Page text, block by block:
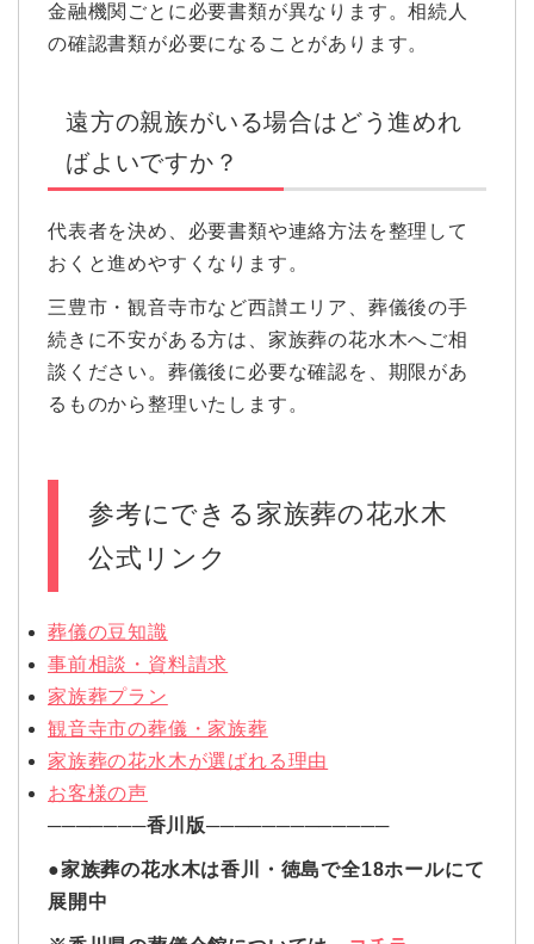
金融機関ごとに必要書類が異なります。相続人
の確認書類が必要になることがあります。
遠方の親族がいる場合はどう進めれ
ばよいですか？
代表者を決め、必要書類や連絡方法を整理して
おくと進めやすくなります。
三豊市・観音寺市など西讃エリア、葬儀後の手
続きに不安がある方は、家族葬の花水木へご相
談ください。葬儀後に必要な確認を、期限があ
るものから整理いたします。
参考にできる家族葬の花水木
公式リンク
葬儀の豆知識
事前相談・資料請求
家族葬プラン
観音寺市の葬儀・家族葬
家族葬の花水木が選ばれる理由
お客様の声
───────香川版─────────────
●家族葬の花水木は香川・徳島で全18ホールにて
展開中